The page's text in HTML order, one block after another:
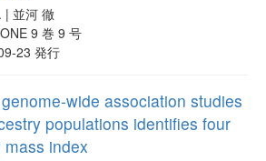
| 並河 徹
9 巻 9 号
23 発行
wide association studies
populations identifies four
index